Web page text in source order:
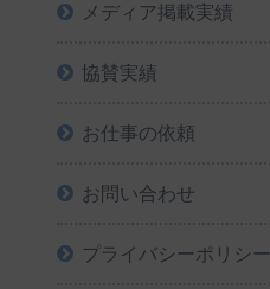
メディア掲載実績
協賛実績
お仕事の依頼
お問い合わせ
プライバシーポリシー